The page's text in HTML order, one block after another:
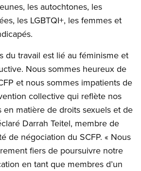
les autochtones, les
les LGBTQI+, les femmes et
du travail est lié au féminisme et
Nous sommes heureux de
et nous sommes impatients de
collective qui reflète nos
en matière de droits sexuels et de
Darrah Teitel, membre de
de négociation du SCFP. « Nous
fiers de poursuivre notre
en tant que membres d’un